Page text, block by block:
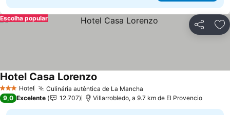
Partilhar
Escolha popular
3 EstrelasHotel Culinária autêntica de La Mancha
Hotel Casa Lorenzo
9,0 Excelente 12.707 Villarrobledo, a 9.7 km de El Provencio